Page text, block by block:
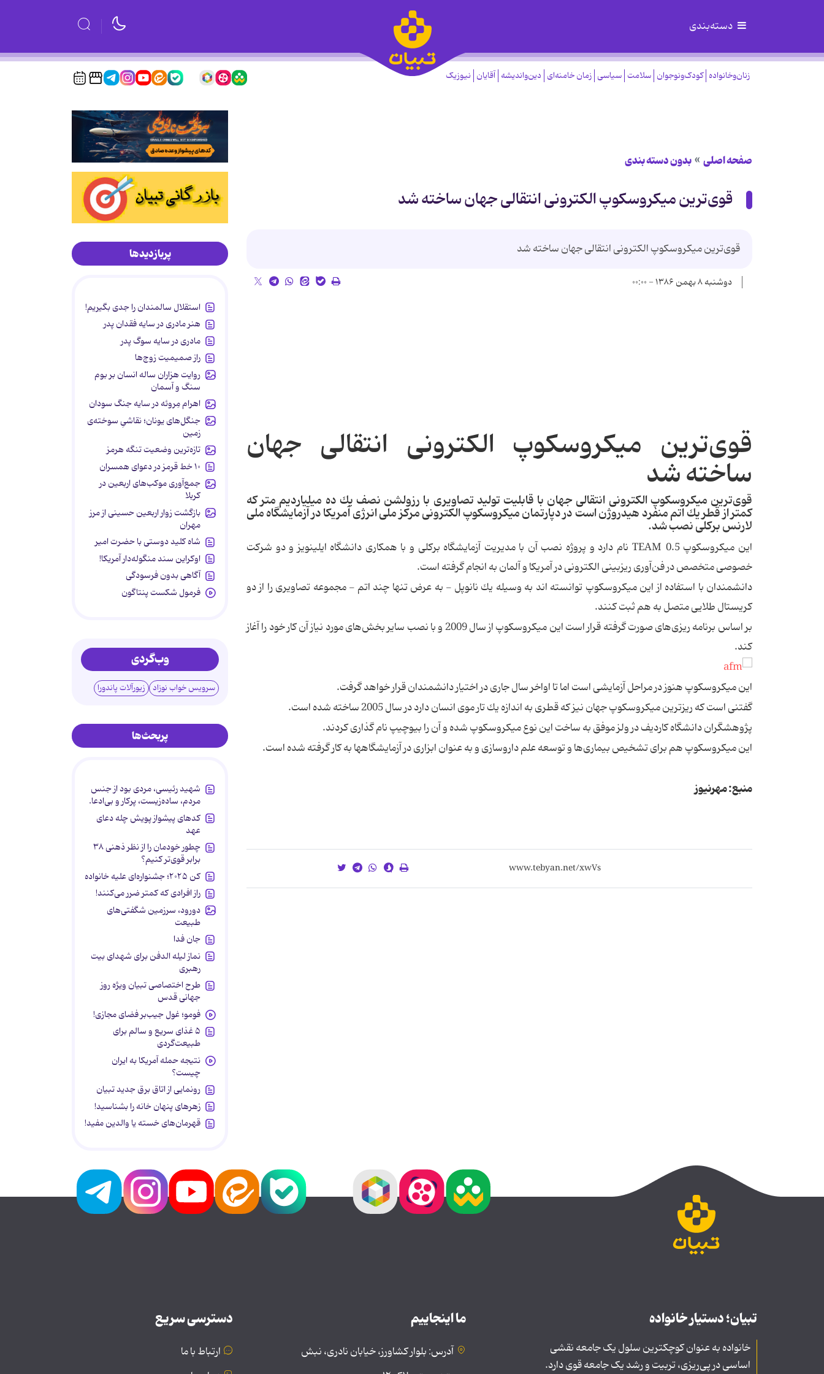
دسته‌بندی
زنان‌وخانواده کودک‌ونوجوان سلامت سیاسی زمان خامنه‌ای دین‌واندیشه آقایان نیوزیک
صفحه اصلی بدون دسته بندی
قوی‌ترین میكروسكوپ الكترونی انتقالی جهان ساخته شد
قوی‌ترین میكروسكوپ الكترونی انتقالی جهان ساخته شد
دوشنبه ۸ بهمن ۱۳۸۶ - ۰۰:۰۰
قوی‌ترین میكروسكوپ الكترونی انتقالی جهان
ساخته شد
قوی‌ترین میكروسكوپ الكترونی انتقالی جهان با قابلیت تولید تصاویری با رزولشن نصف یك ده میلیاردیم متر كه
كمتر از قطر یك اتم منفرد هیدروژن است در دپارتمان میكروسكوپ الكترونی مركز ملی انرژی آمریكا در آزمایشگاه ملی
لارنس بركلی نصب شد.
این میكروسكوپ TEAM 0.5 نام دارد و پروژه نصب آن با مدیریت آزمایشگاه برکلی و با همکاری دانشگاه ایلینویز و دو شرکت
خصوصی متخصص در فن‌آوری ریزبینی الکترونی در آمریکا و آلمان به انجام گرفته است.
دانشمندان با استفاده از این میکروسکوپ توانسته اند به وسیله یك نانوپل - به عرض تنها چند اتم - مجموعه تصاویری را از دو
کریستال طلایی متصل به هم ثبت کنند.
بر اساس برنامه ریزی‌های صورت گرفته قرار است این میکروسکوپ از سال 2009 و با نصب سایر بخش‌های مورد نیاز آن کار خود را آغاز
کند.
این میكروسكوپ هنوز در مراحل آزمایشی است اما تا اواخر سال جاری در اختیار دانشمندان قرار خواهد گرفت.
گفتنی است كه ریزترین میكروسكوپ جهان نیز كه قطری به اندازه یك تار موی انسان دارد در سال 2005 ساخته شده است.
پژوهشگران دانشگاه كاردیف در ولز موفق به ساخت این نوع میكروسكوپ شده و آن را بیوچیپ نام گذاری كردند.
این میكروسكوپ هم برای تشخیص بیماری‌ها و توسعه علم داروسازی و به عنوان ابزاری در آزمایشگاهها به كار گرفته شده است.
منبع: مهرنیوز
پربازدیدها
استقلال سالمندان را جدی بگیریم!
هنر مادری در سایه‌ فقدان پدر
مادری در سایه سوگ پدر
راز صمیمیت زوج‌ها
روایت هزاران ساله انسان بر بوم
سنگ و آسمان
اهرام مِروئه در سایه جنگ سودان
جنگل‌های یونان؛ نقاشیِ سوخته‌ی
زمین
تازه‌ترین وضعیت تنگه هرمز
۱۰ خط قرمز در دعوای همسران
جمع‌آوری موکب‌های اربعین در
کربلا
بازگشت زوار اربعین حسینی از مرز
مهران
شاه کلید دوستی با حضرت امیر
اوکراین سند منگوله‌دار آمریکا!
آگاهی بدون فرسودگی
فرمول شکست پنتاگون
وب‌گردی
سرویس خواب نوزاد زیورآلات پاندورا
پربحث‌ها
شهید رئیسی، مردی بود از جنس
مردم، ساده‌زیست، پرکار و بی‌ادعا.
کدهای پیشواز پویش چله دعای
عهد
چطور خودمان را از نظر ذهنی ۳۸
برابر قوی‌تر کنیم؟
کن ۲۰۲۵؛ جشنواره‌ای علیه خانواده
راز افرادی که کمتر ضرر می‌کنند!
دورود، سرزمین شگفتی‌های
طبیعت
جان فدا
نماز لیله الدفن برای شهدای بیت
رهبری
طرح اختصاصی تبیان ویژه روز
جهانی قدس
فومو؛ غول جیب‌بر فضای مجازی!
۵ غذای سریع و سالم برای
طبیعت‌گردی
نتیجه حمله آمریکا به ایران
چیست؟
رونمایی از اتاق برق جدید تبیان
زهرهای پنهان خانه را بشناسید!
قهرمان‌های خسته یا والدین مفید!
تبیان؛ دستیار خانواده
خانواده به عنوان کوچکترین سلول یک جامعه نقشی
اساسی در پی‌ریزی، تربیت و رشد یک جامعه قوی دارد.
ما اینجاییم
آدرس: بلوار کشاورز، خیابان نادری، نبش
دسترسی سریع
ارتباط با ما